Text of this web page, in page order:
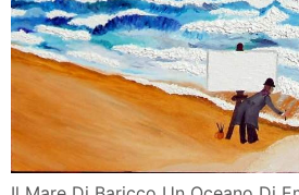
Emozioni Arte Educazione